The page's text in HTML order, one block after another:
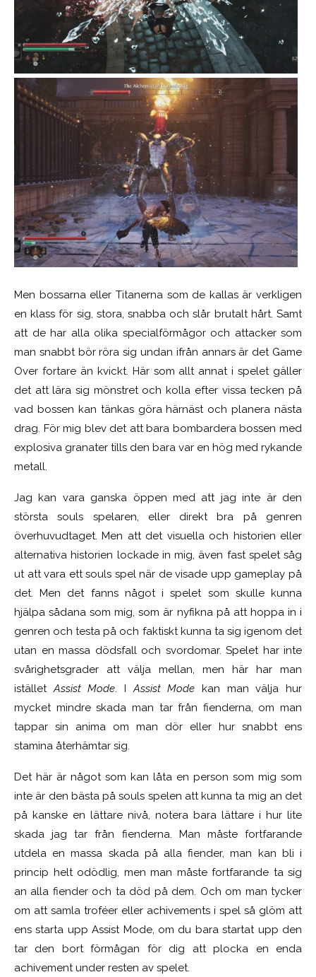
Men bossarna eller Titanerna som de kallas är verkligen
en klass för sig, stora, snabba och slår brutalt hårt. Samt
att de har alla olika specialförmågor och attacker som
man snabbt bör röra sig undan ifrån annars är det Game
Over fortare än kvickt. Här som allt annat i spelet gäller
det att lära sig mönstret och kolla efter vissa tecken på
vad bossen kan tänkas göra härnäst och planera nästa
drag. För mig blev det att bara bombardera bossen med
explosiva granater tills den bara var en hög med rykande
metall.
Jag kan vara ganska öppen med att jag inte är den
största souls spelaren, eller direkt bra på genren
överhuvudtaget. Men att det visuella och historien eller
alternativa historien lockade in mig, även fast spelet såg
ut att vara ett souls spel när de visade upp gameplay på
det. Men det fanns något i spelet som skulle kunna
hjälpa sådana som mig, som är nyfikna på att hoppa in i
genren och testa på och faktiskt kunna ta sig igenom det
utan en massa dödsfall och svordomar. Spelet har inte
svårighetsgrader att välja mellan, men här har man
iställetAssist Mode. IAssist Mode kan man välja hur
mycket mindre skada man tar från fienderna, om man
tappar sin anima om man dör eller hur snabbt ens
stamina återhämtar sig.
Det här är något som kan låta en person som mig som
inte är den bästa på souls spelen att kunna ta mig an det
på kanske en lättare nivå, notera bara lättare i hur lite
skada jag tar från fienderna. Man måste fortfarande
utdela en massa skada på alla fiender, man kan bli i
princip helt odödlig, men man måste fortfarande ta sig
an alla fiender och ta död på dem. Och om man tycker
om att samla troféer eller achivements i spel så glöm att
ens starta upp Assist Mode, om du bara startat upp den
tar den bort förmågan för dig att plocka en enda
achivement under resten av spelet.